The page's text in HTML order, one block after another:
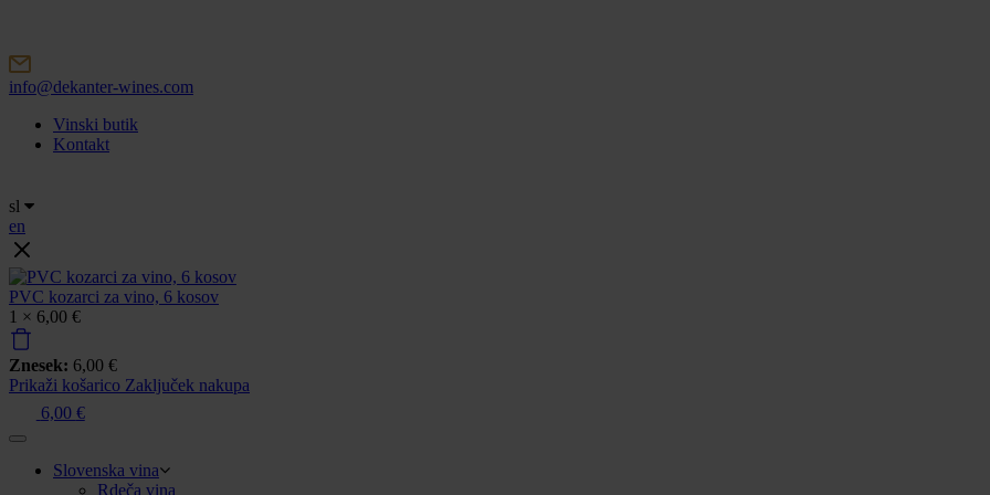
content
info@dekanter-wines.com
Vinski butik
Kontakt
sl
en
PVC kozarci za vino, 6 kosov
1 × 6,00 €
Znesek: 6,00 €
Prikaži košarico Zaključek nakupa
6,00 €
Slovenska vina
Rdeča vina